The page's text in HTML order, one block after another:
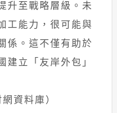
升至戰略層級。未
工能力，很可能與
係。這不僅有助於
建立「友岸外包」
資料庫）